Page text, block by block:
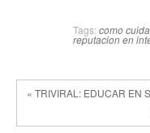
Tags: como
reputacion en
« TRIVIRAL: EDUCAR EN